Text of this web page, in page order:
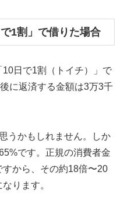
1割」で借りた場合
日で1割（トイチ）」で
に返済する金額は3万3千
うかもしれません。しか
です。正規の消費者金
から、その約18倍〜20
ります。